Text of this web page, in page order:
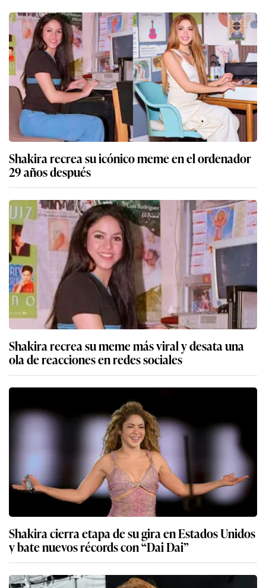
Shakira recrea su icónico meme en el ordenador
29 años después
Shakira recrea su meme más viral y desata una
ola de reacciones en redes sociales
Shakira cierra etapa de su gira en Estados Unidos
y bate nuevos récords con “Dai Dai”